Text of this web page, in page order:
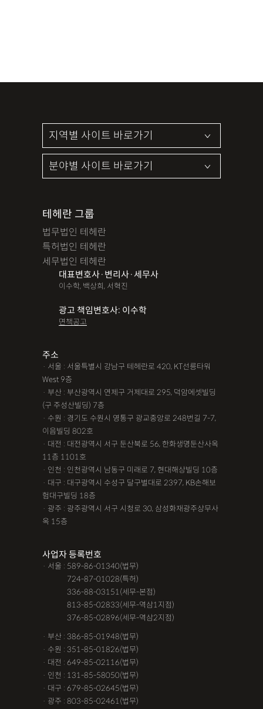
테헤란 그룹
법무법인 테헤란
특허법인 테헤란
세무법인 테헤란
대표변호사·변리사·세무사
이수학, 백상희, 서혁진
광고 책임변호사: 이수학
면책공고
주소
· 서울 : 서울특별시 강남구 테헤란로 420, KT선릉타워
West 9층
· 부산 : 부산광역시 연제구 거제대로 295, 덕암에셋빌딩
(구 주성산빌딩) 7층
· 수원 : 경기도 수원시 영통구 광교중앙로 248번길 7-7,
이음빌딩 802호
· 대전 : 대전광역시 서구 둔산북로 56, 한화생명둔산사옥
11층 1101호
· 인천 : 인천광역시 남동구 미래로 7, 현대해상빌딩 10층
· 대구 : 대구광역시 수성구 달구벌대로 2397, KB손해보
험대구빌딩 18층
· 광주 : 광주광역시 서구 시청로 30, 삼성화재광주상무사
옥 15층
사업자 등록번호
· 서울 : 589-86-01340(법무)
724-87-01028(특허)
336-88-03151(세무-본점)
813-85-02833(세무-역삼1지점)
376-85-02896(세무-역삼2지점)
· 부산 : 386-85-01948(법무)
· 수원 : 351-85-01826(법무)
· 대전 : 649-85-02116(법무)
· 인천 : 131-85-58050(법무)
· 대구 : 679-85-02645(법무)
· 광주 : 803-85-02461(법무)